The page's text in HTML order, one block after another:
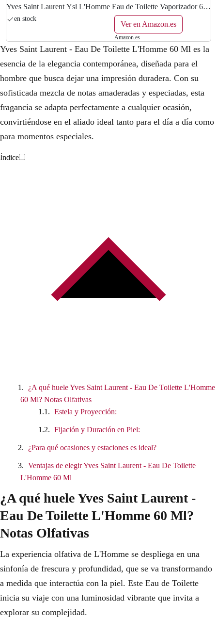
Yves Saint Laurent Ysl L'Homme Eau de Toilette Vaporizador 60
mlen stock
Ver en Amazon.es
Amazon.es
Yves Saint Laurent - Eau De Toilette L'Homme 60 Ml es la
esencia de la elegancia contemporánea, diseñada para el
hombre que busca dejar una impresión duradera. Con su
sofisticada mezcla de notas amaderadas y especiadas, esta
fragancia se adapta perfectamente a cualquier ocasión,
convirtiéndose en el aliado ideal tanto para el día a día como
para momentos especiales.
Índice
¿A qué huele Yves Saint Laurent - Eau De Toilette L'Homme
60 Ml? Notas Olfativas
Estela y Proyección:
Fijación y Duración en Piel:
¿Para qué ocasiones y estaciones es ideal?
Ventajas de elegir Yves Saint Laurent - Eau De Toilette
L'Homme 60 Ml
¿A qué huele Yves Saint Laurent -
Eau De Toilette L'Homme 60 Ml?
Notas Olfativas
La experiencia olfativa de L'Homme se despliega en una
sinfonía de frescura y profundidad, que se va transformando
a medida que interactúa con la piel. Este Eau de Toilette
inicia su viaje con una luminosidad vibrante que invita a
explorar su complejidad.